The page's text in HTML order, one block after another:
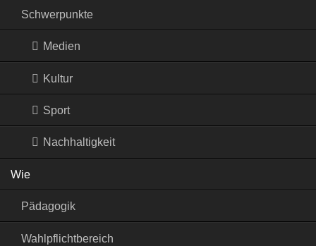
Schwerpunkte
Medien
Kultur
Sport
Nachhaltigkeit
Wie
Pädagogik
Wahlpflichtbereich